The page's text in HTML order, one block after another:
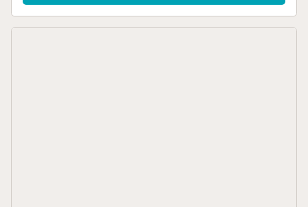
på Estadio Miguel Herrauro-stadion bara en halv kilometer